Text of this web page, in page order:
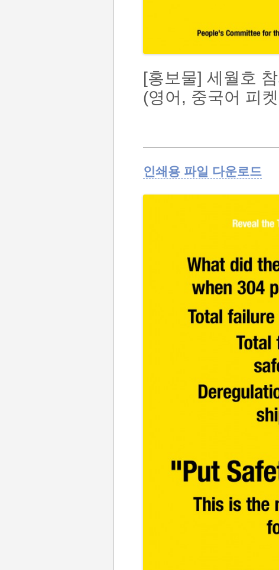
[홍보물] 세월호
(영어, 중국어 피
인쇄용 파일 다운로드